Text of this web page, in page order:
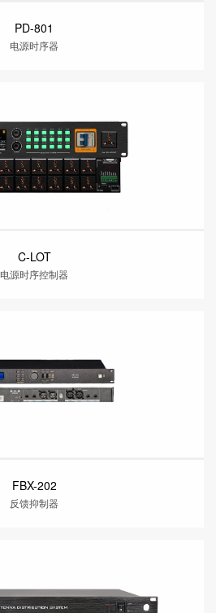
PD-801
电源时序器
C-LOT
电源时序控制器
FBX-202
反馈抑制器